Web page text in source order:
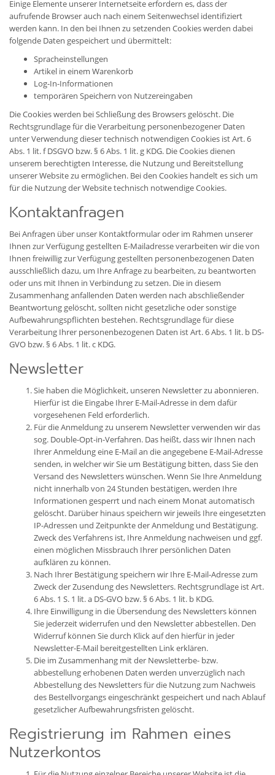
Einige Elemente unserer Internetseite erfordern es, dass der
aufrufende Browser auch nach einem Seitenwechsel identifiziert
werden kann. In den bei Ihnen zu setzenden Cookies werden dabei
folgende Daten gespeichert und übermittelt:
Spracheinstellungen
Artikel in einem Warenkorb
Log-In-Informationen
temporären Speichern von Nutzereingaben
Die Cookies werden bei Schließung des Browsers gelöscht. Die
Rechtsgrundlage für die Verarbeitung personenbezogener Daten
unter Verwendung dieser technisch notwendigen Cookies ist Art. 6
Abs. 1 lit. f DSGVO bzw. § 6 Abs. 1 lit. g KDG. Die Cookies dienen
unserem berechtigten Interesse, die Nutzung und Bereitstellung
unserer Website zu ermöglichen. Bei den Cookies handelt es sich um
für die Nutzung der Website technisch notwendige Cookies.
Kontaktanfragen
Bei Anfragen über unser Kontaktformular oder im Rahmen unserer
Ihnen zur Verfügung gestellten E-Mailadresse verarbeiten wir die von
Ihnen freiwillig zur Verfügung gestellten personenbezogenen Daten
ausschließlich dazu, um Ihre Anfrage zu bearbeiten, zu beantworten
oder uns mit Ihnen in Verbindung zu setzen. Die in diesem
Zusammenhang anfallenden Daten werden nach abschließender
Beantwortung gelöscht, sollten nicht gesetzliche oder sonstige
Aufbewahrungspflichten bestehen. Rechtsgrundlage für diese
Verarbeitung Ihrer personenbezogenen Daten ist Art. 6 Abs. 1 lit. b DS-
GVO bzw. § 6 Abs. 1 lit. c KDG.
Newsletter
Sie haben die Möglichkeit, unseren Newsletter zu abonnieren.
Hierfür ist die Eingabe Ihrer E-Mail-Adresse in dem dafür
vorgesehenen Feld erforderlich.
Für die Anmeldung zu unserem Newsletter verwenden wir das
sog. Double-Opt-in-Verfahren. Das heißt, dass wir Ihnen nach
Ihrer Anmeldung eine E-Mail an die angegebene E-Mail-Adresse
senden, in welcher wir Sie um Bestätigung bitten, dass Sie den
Versand des Newsletters wünschen. Wenn Sie Ihre Anmeldung
nicht innerhalb von 24 Stunden bestätigen, werden Ihre
Informationen gesperrt und nach einem Monat automatisch
gelöscht. Darüber hinaus speichern wir jeweils Ihre eingesetzten
IP-Adressen und Zeitpunkte der Anmeldung und Bestätigung.
Zweck des Verfahrens ist, Ihre Anmeldung nachweisen und ggf.
einen möglichen Missbrauch Ihrer persönlichen Daten
aufklären zu können.
Nach Ihrer Bestätigung speichern wir Ihre E-Mail-Adresse zum
Zweck der Zusendung des Newsletters. Rechtsgrundlage ist Art.
6 Abs. 1 S. 1 lit. a DS-GVO bzw. § 6 Abs. 1 lit. b KDG.
Ihre Einwilligung in die Übersendung des Newsletters können
Sie jederzeit widerrufen und den Newsletter abbestellen. Den
Widerruf können Sie durch Klick auf den hierfür in jeder
Newsletter-E-Mail bereitgestellten Link erklären.
Die im Zusammenhang mit der Newsletterbe- bzw.
abbestellung erhobenen Daten werden unverzüglich nach
Abbestellung des Newsletters für die Nutzung zum Nachweis
des Bestellvorgangs eingeschränkt gespeichert und nach Ablauf
gesetzlicher Aufbewahrungsfristen gelöscht.
Registrierung im Rahmen eines
Nutzerkontos